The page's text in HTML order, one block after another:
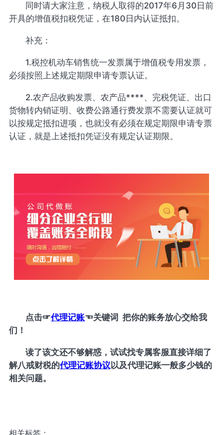
同时请大家注意，纳税人取得的2017年6月30日前
开具的增值税扣税凭证，在180日内认证抵扣。
补充：
1.税控机动车销售统一发票属于增值税专用发票，
必须按照上述规定期限申请专票认证。
2.农产品收购发票、农产品****、完税凭证、出口
货物转内销证明、收费公路通行费发票不需要认证就可
以按规定抵扣进项，也就没有必须在规定期限申请专票
认证，就是上述抵扣凭证没有规定认证期限。
点击☞代理记账☜关键词 把你的账务放心交给我
们！
读了该文还不够解惑，试试找专属客服直接详细了
解八戒财税的代理记账协议以及代理记账一般多少钱的
相关问题。